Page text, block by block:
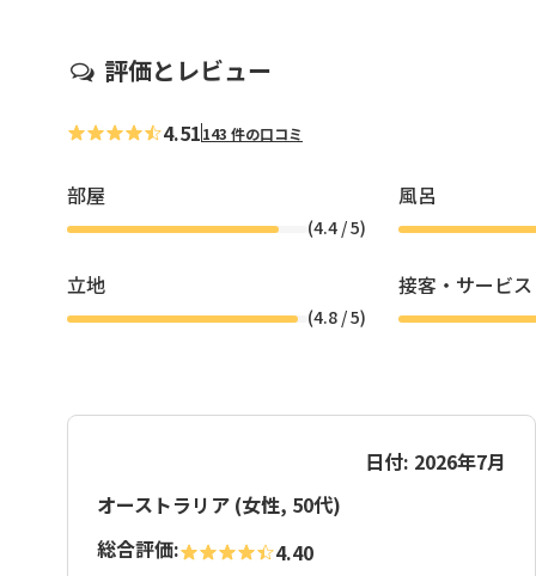
評価とレビュー
4.51143 件の口コミ
部屋
(4.4 / 5)
風呂
立地
(4.8 / 5)
接客・サービス
日付: 2026年7月
オーストラリア (女性, 50代)
総合評価:
4.40